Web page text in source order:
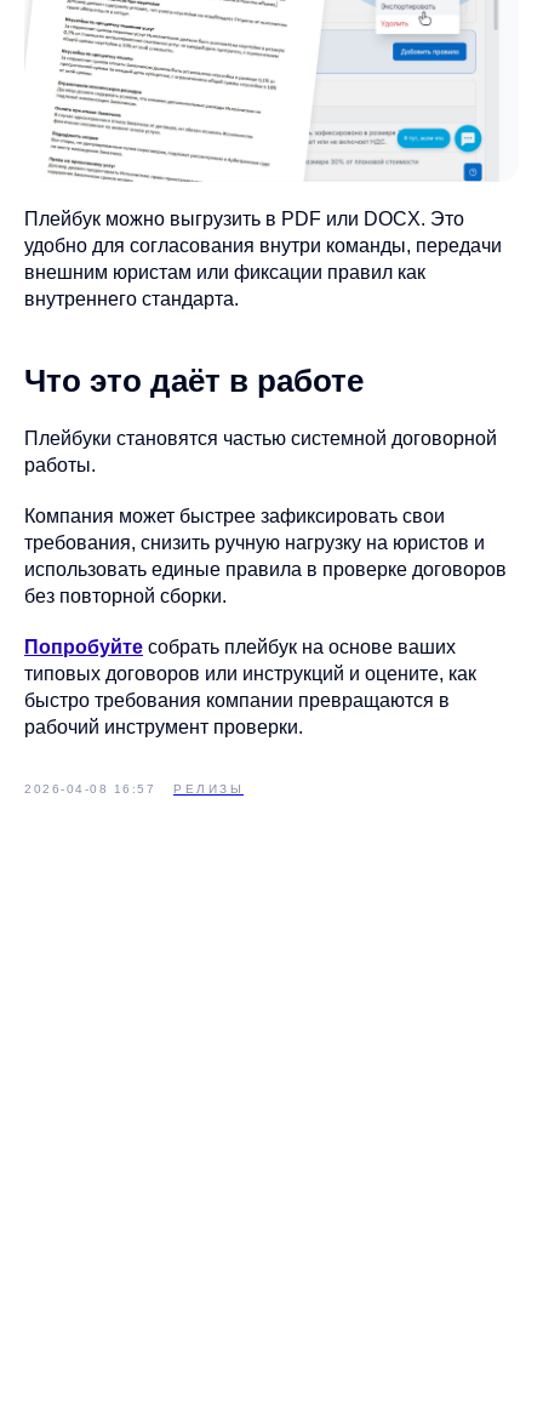
Плейбук можно выгрузить в PDF или DOCX. Это
удобно для согласования внутри команды, передачи
внешним юристам или фиксации правил как
внутреннего стандарта.
Что это даёт в работе
Плейбуки становятся частью системной договорной
работы.
Компания может быстрее зафиксировать свои
требования, снизить ручную нагрузку на юристов и
использовать единые правила в проверке договоров
без повторной сборки.
Попробуйте собрать плейбук на основе ваших
типовых договоров или инструкций и оцените, как
быстро требования компании превращаются в
рабочий инструмент проверки.
2026-04-08 16:57 РЕЛИЗЫ